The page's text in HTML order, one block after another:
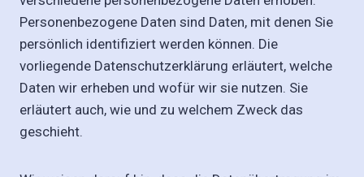
Personenbezogene Daten sind Daten, mit denen Sie
persönlich identifiziert werden können. Die
vorliegende Datenschutzerklärung erläutert, welche
Daten wir erheben und wofür wir sie nutzen. Sie
erläutert auch, wie und zu welchem Zweck das
geschieht.